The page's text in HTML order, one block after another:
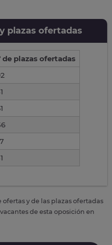
plazas ofertadas
de plazas ofertadas
y de las plazas ofertadas
de esta oposición en